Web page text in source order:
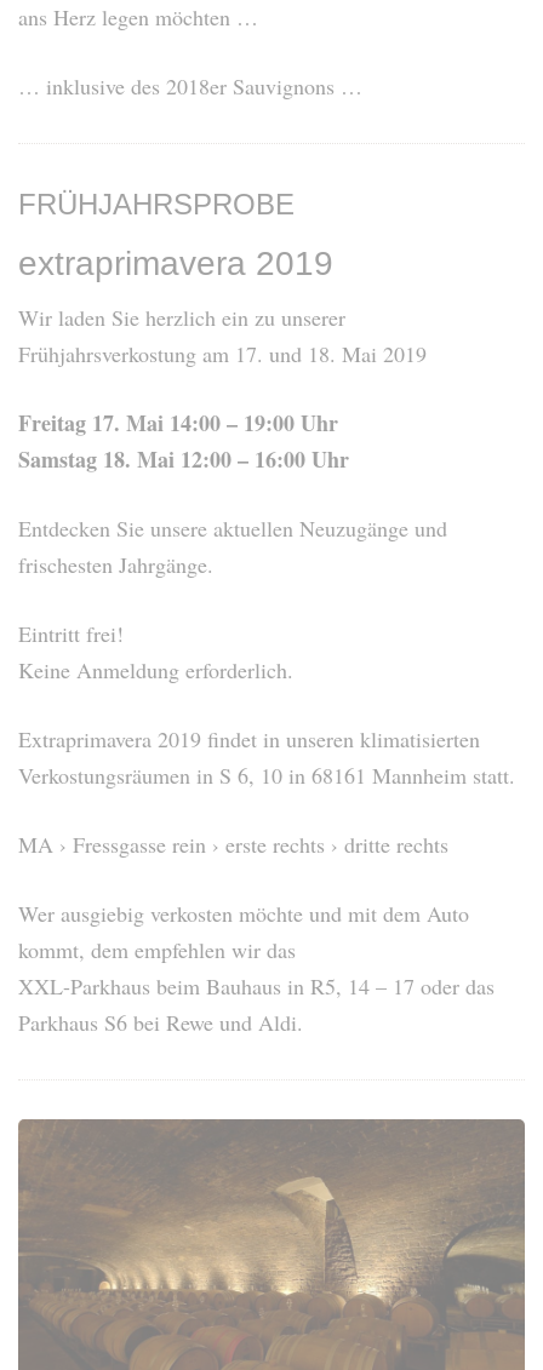
ans Herz legen möchten …
… inklusive des 2018er Sauvignons …
FRÜHJAHRSPROBE
extraprimavera 2019
Wir laden Sie herzlich ein zu unserer
Frühjahrsverkostung am 17. und 18. Mai 2019
Freitag 17. Mai 14:00 – 19:00 Uhr
Samstag 18. Mai 12:00 – 16:00 Uhr
Entdecken Sie unsere aktuellen Neuzugänge und
frischesten Jahrgänge.
Eintritt frei!
Keine Anmeldung erforderlich.
Extraprimavera 2019 findet in unseren klimatisierten
Verkostungsräumen in S 6, 10 in 68161 Mannheim statt.
MA › Fressgasse rein › erste rechts › dritte rechts
Wer ausgiebig verkosten möchte und mit dem Auto
kommt, dem empfehlen wir das
XXL-Parkhaus beim Bauhaus in R5, 14 – 17 oder das
Parkhaus S6 bei Rewe und Aldi.